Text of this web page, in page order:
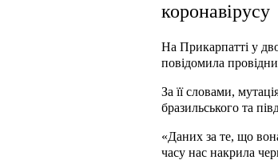
коронавірусу
На Прикарпатті у
повідомила
За її словами,
бразильського та
«Даних за те, що
часу нас накрила